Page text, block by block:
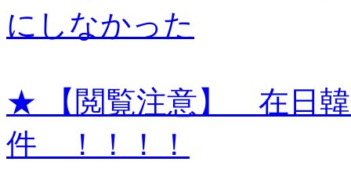
にしなかった
★ 【閲覧注意】 在日韓
件 ！！！！